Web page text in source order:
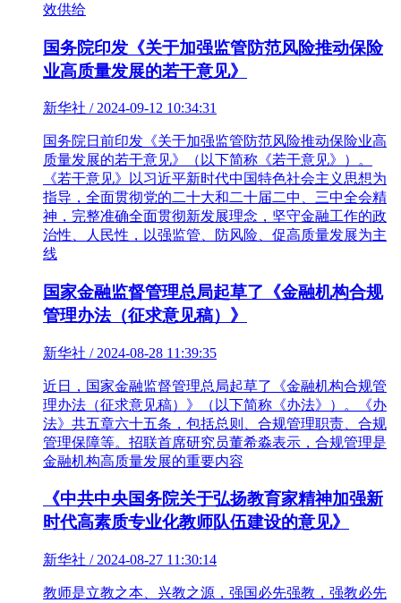
效供给
国务院印发《关于加强监管防范风险推动保险
业高质量发展的若干意见》
新华社 / 2024-09-12 10:34:31
国务院日前印发《关于加强监管防范风险推动保险业高
质量发展的若干意见》（以下简称《若干意见》）。
《若干意见》以习近平新时代中国特色社会主义思想为
指导，全面贯彻党的二十大和二十届二中、三中全会精
神，完整准确全面贯彻新发展理念，坚守金融工作的政
治性、人民性，以强监管、防风险、促高质量发展为主
线
国家金融监督管理总局起草了《金融机构合规
管理办法（征求意见稿）》
新华社 / 2024-08-28 11:39:35
近日，国家金融监督管理总局起草了《金融机构合规管
理办法（征求意见稿）》（以下简称《办法》）。《办
法》共五章六十五条，包括总则、合规管理职责、合规
管理保障等。招联首席研究员董希淼表示，合规管理是
金融机构高质量发展的重要内容
《中共中央国务院关于弘扬教育家精神加强新
时代高素质专业化教师队伍建设的意见》
新华社 / 2024-08-27 11:30:14
教师是立教之本、兴教之源，强国必先强教，强教必先